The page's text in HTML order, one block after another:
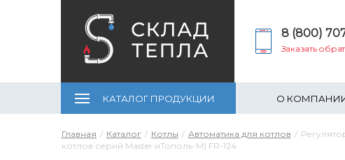
8 (800)
Заказать
КАТАЛОГ ПРОДУКЦИИ О
Главная Каталог Котлы Автоматика для котлов
котлов серий Master иТополь-М) FR-124